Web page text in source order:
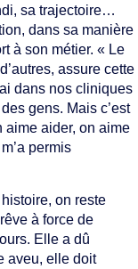
sa trajectoire…
dans sa manière
à son métier. « Le
assure cette
dans nos cliniques
gens. Mais c’est
aime aider, on aime
permis
on reste
à force de
Elle a dû
aveu, elle doit